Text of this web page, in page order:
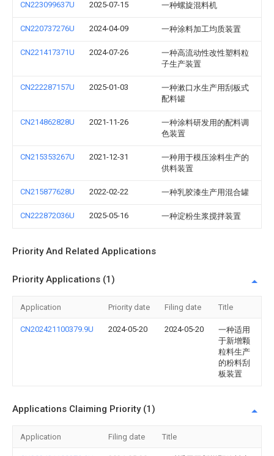
CN223099637U 2025-07-15 一种螺旋混料机
CN220737276U 2024-04-09 一种涂料加工均质装置
CN221417371U 2024-07-26
一种高流动性改性塑料粒
子生产装置
CN222287157U 2025-01-03
一种漱口水生产用刮板式
配料罐
CN214862828U 2021-11-26
一种涂料研发用的配料调
色装置
CN215353267U 2021-12-31
一种用于模压涂料生产的
供料装置
CN215877628U 2022-02-22 一种乳胶漆生产用混合罐
CN222872036U 2025-05-16 一种淀粉生浆搅拌装置
Priority And Related Applications
Priority Applications (1)
Application Priority date Filing date Title
CN202421100379.9U 2024-05-20 2024-05-20
一种适用
于新增颗
粒料生产
的粉料刮
板装置
Applications Claiming Priority (1)
Application Filing date Title